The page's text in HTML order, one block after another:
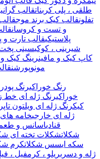
طلقی ، پلی کربناتقالب
تفلونقالب کیک برند موج
و تست و کروسان
پلاستیکیقالب تارت و
شیرینی ، کوکیسینی پخت
کاپ کیک و مافینرینگ کیک
مونوپورشن
رنگ خوراکیرنگ
خوراکیرنگ ژله ای خط
کیکرنگ ژله ای ویلتون تاپ
ژله ای خارجیخامه های
قنادیاسانس و طعم
شکلاتشکلات تخته ای
سکه ایسس شکلاتکرم
ژله و دسر بریلو ، کرمفیل ،